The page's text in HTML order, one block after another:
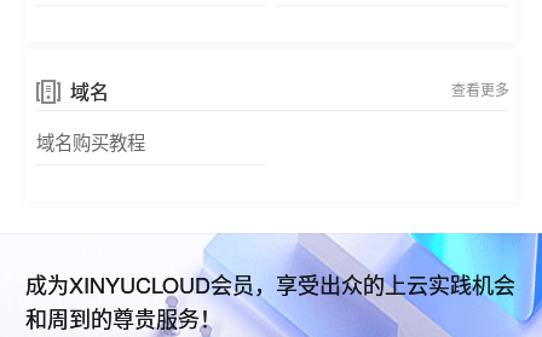
域名 查看更多
域名购买教程
成为XINYUCLOUD会员，享受出众的上云实践机会
和周到的尊贵服务！